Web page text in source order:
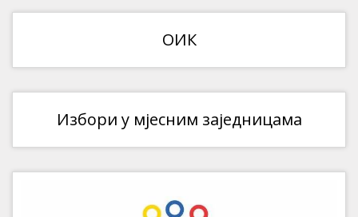
ОИК
Избори у мјесним заједницама